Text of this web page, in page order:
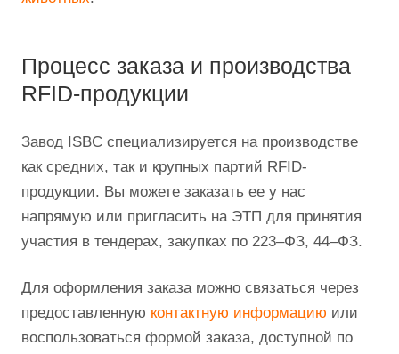
Процесс заказа и производства
RFID-продукции
Завод ISBC специализируется на производстве
как средних, так и крупных партий RFID-
продукции. Вы можете заказать ее у нас
напрямую или пригласить на ЭТП для принятия
участия в тендерах, закупках по 223–ФЗ, 44–ФЗ.
Для оформления заказа можно связаться через
предоставленную контактную информацию или
воспользоваться формой заказа, доступной по